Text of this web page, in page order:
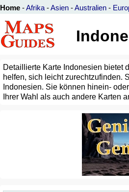
Home -Afrika -Asien -Australien -
Detaillierte Karte Indonesien bietet
helfen, sich leicht zurechtzufinden.
Indonesien. Sie können hinein-
Ihrer Wahl als auch andere Karten